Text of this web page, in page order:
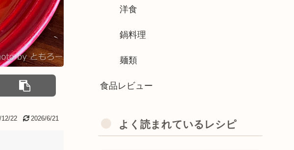
12/22 2026/6/21
洋食
鍋料理
麺類
食品レビュー
よく読まれているレシピ